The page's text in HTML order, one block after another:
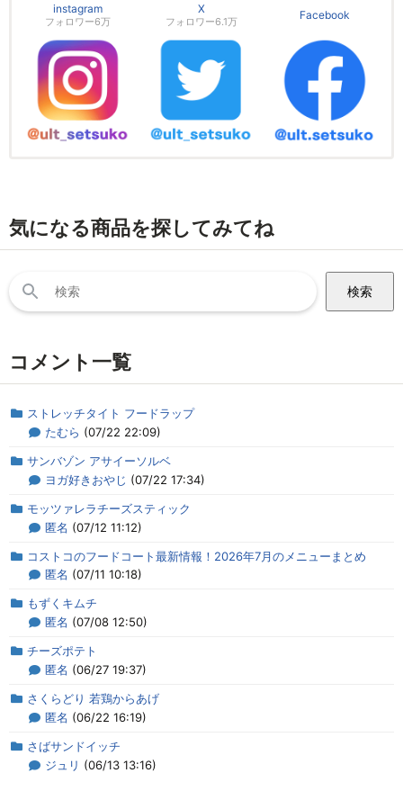
instagram
フォロワー6万
X
フォロワー6.1万
Facebook
気になる商品を探してみてね
索:
コメント一覧
ストレッチタイト フードラップ
たむら (07/22 22:09)
サンバゾン アサイーソルベ
ヨガ好きおやじ (07/22 17:34)
モッツァレラチーズスティック
匿名 (07/12 11:12)
コストコのフードコート最新情報！2026年7月のメニューまとめ
匿名 (07/11 10:18)
もずくキムチ
匿名 (07/08 12:50)
チーズポテト
匿名 (06/27 19:37)
さくらどり 若鶏からあげ
匿名 (06/22 16:19)
さばサンドイッチ
ジュリ (06/13 13:16)